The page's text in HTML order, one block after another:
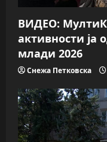
ВИДЕО:
активности ја
млади 2026
Снежа Петковска